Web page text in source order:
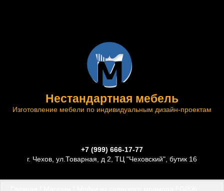
Нестандартная мебель
Изготовление мебели по индивидуальным дизайн-проектам
+7 (999) 666-17-77
г. Чехов, ул.Товарная, д 2, ТЦ "Чеховский", бутик 16